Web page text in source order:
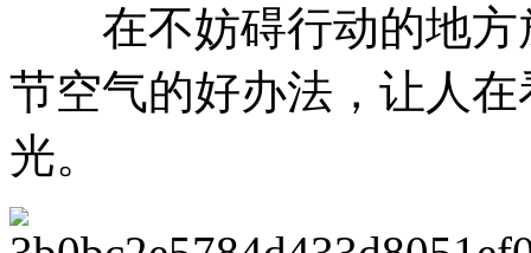
在不妨碍行动的地方
节空气的好办法，让人
光。